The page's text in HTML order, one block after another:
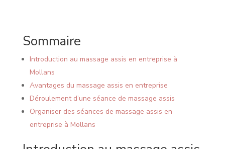
Sommaire
Introduction au massage assis en entreprise à
Mollans
Avantages du massage assis en entreprise
Déroulement d’une séance de massage assis
Organiser des séances de massage assis en
entreprise à Mollans